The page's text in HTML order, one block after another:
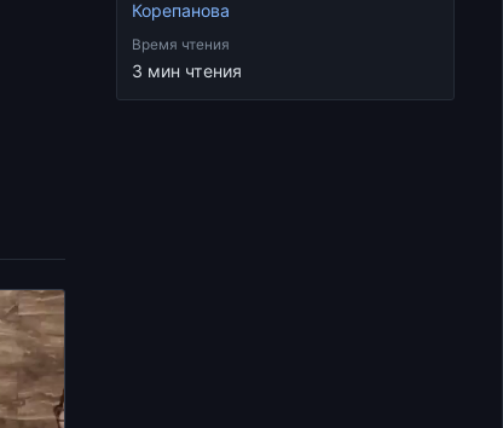
Корепанова
Время чтения
3 мин чтения